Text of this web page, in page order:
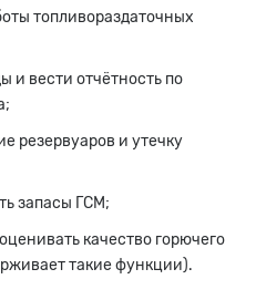
топливораздаточных
и вести отчётность по
резервуаров и утечку
запасы ГСМ;
качество горючего
такие функции).